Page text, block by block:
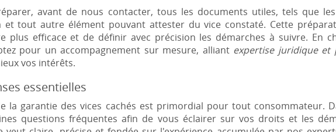
avant de nous contacter, tous les documents utiles, tels que
et tout autre élément pouvant attester du vice constaté. Cette
plus efficace et de définir avec précision les démarches à suivre. En
pour un accompagnement sur mesure, alliant expertise juridique et
vos intérêts.
essentielles
la garantie des vices cachés est primordial pour tout consommateur.
questions fréquentes afin de vous éclairer sur vos droits et les